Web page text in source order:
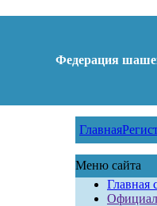
Федерация
Главная
Меню сайта
Главная